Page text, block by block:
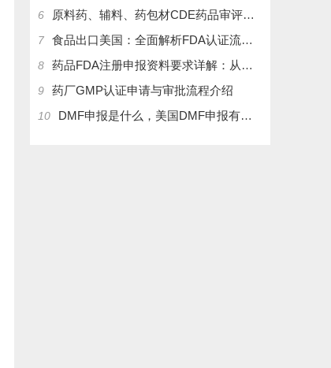
6 原料药、辅料、药包材CDE药品审评中心登记注册流程
7 食品出口美国：全面解析FDA认证流程及关键注意事项
8 药品FDA注册申报资料要求详解：从法规到实操
9 药厂GMP认证申请与审批流程介绍
10 DMF申报是什么，美国DMF申报有几种分类，药物主文件备案流程介绍